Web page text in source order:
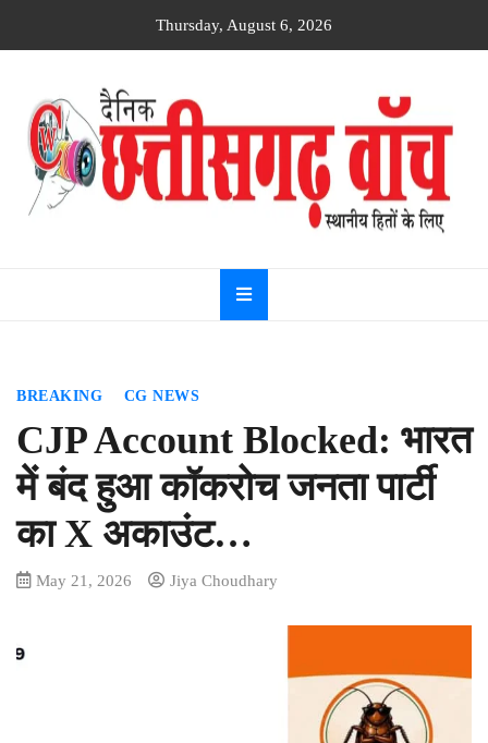
Thursday, August 6, 2026
Dainik
Chhattisgarh
watch
BREAKING CG NEWS
CJP Account Blocked: भारत
में बंद हुआ कॉकरोच जनता पार्टी
का X अकाउंट…
May 21, 2026 Jiya Choudhary